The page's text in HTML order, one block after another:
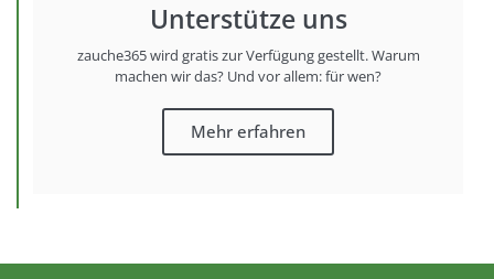
Unterstütze uns
zauche365 wird gratis zur Verfügung gestellt. Warum
machen wir das? Und vor allem: für wen?
Mehr erfahren